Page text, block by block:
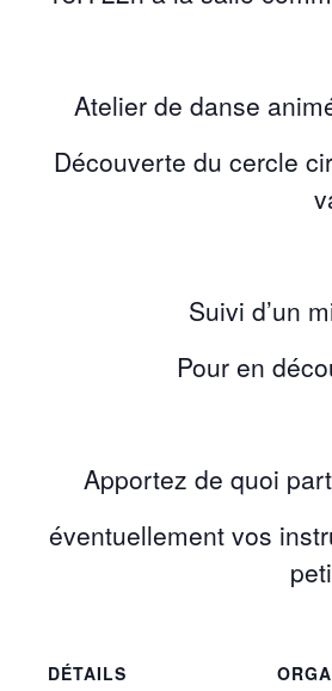
Atelier de danse
Découverte du cercle
Suivi d’un
Pour en
Apportez de quoi
éventuellement vos
DÉTAILS